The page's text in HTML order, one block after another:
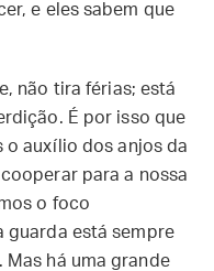
e eles sabem que
não tira férias; está
É por isso que
o auxílio dos anjos da
para a nossa
o foco
guarda está sempre
há uma grande